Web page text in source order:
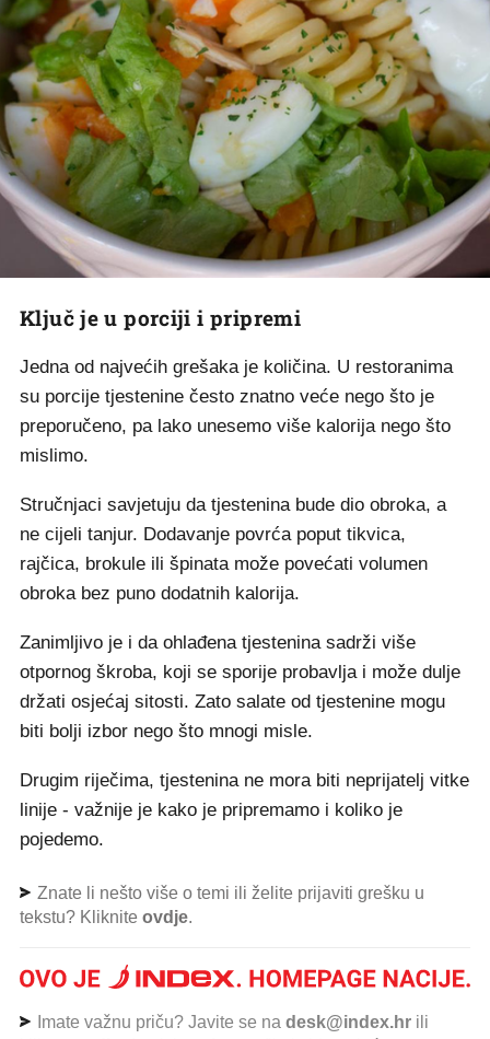
Ključ je u porciji i pripremi
Jedna od najvećih grešaka je količina. U restoranima
su porcije tjestenine često znatno veće nego što je
preporučeno, pa lako unesemo više kalorija nego što
mislimo.
Stručnjaci savjetuju da tjestenina bude dio obroka, a
ne cijeli tanjur. Dodavanje povrća poput tikvica,
rajčica, brokule ili špinata može povećati volumen
obroka bez puno dodatnih kalorija.
Zanimljivo je i da ohlađena tjestenina sadrži više
otpornog škroba, koji se sporije probavlja i može dulje
držati osjećaj sitosti. Zato salate od tjestenine mogu
biti bolji izbor nego što mnogi misle.
Drugim riječima, tjestenina ne mora biti neprijatelj vitke
linije - važnije je kako je pripremamo i koliko je
pojedemo.
Znate li nešto više o temi ili želite prijaviti grešku u
tekstu? Kliknite ovdje.
Imate važnu priču? Javite se na desk@index.hr ili